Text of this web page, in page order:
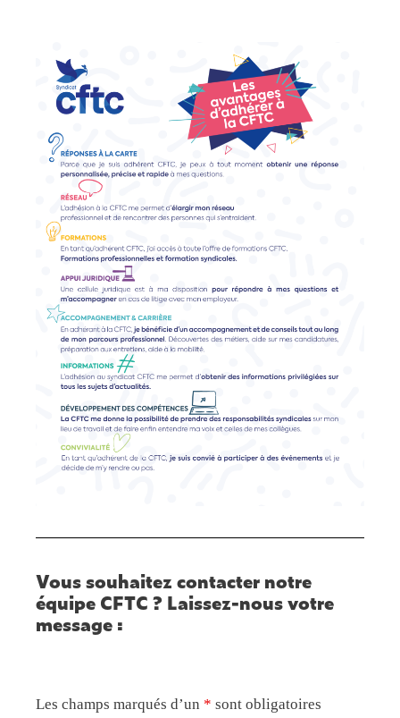
Vous souhaitez contacter notre
équipe CFTC ? Laissez-nous votre
message :
Les champs marqués d’un * sont obligatoires